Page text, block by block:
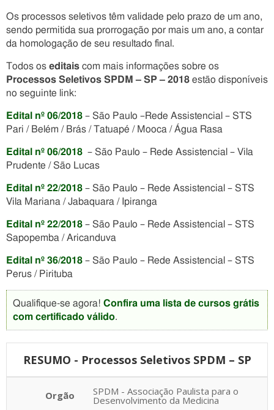
Os processos seletivos têm validade pelo prazo de um ano,
sendo permitida sua prorrogação por mais um ano, a contar
da homologação de seu resultado final.
Todos os editais com mais informações sobre os
Processos Seletivos SPDM – SP – 2018 estão disponíveis
no seguinte link:
Edital nº 06/2018 – São Paulo –Rede Assistencial – STS
Pari / Belém / Brás / Tatuapé / Mooca / Água Rasa
Edital nº 06/2018 – São Paulo – Rede Assistencial – Vila
Prudente / São Lucas
Edital nº 22/2018 – São Paulo – Rede Assistencial – STS
Vila Mariana / Jabaquara / Ipiranga
Edital nº 22/2018 – São Paulo – Rede Assistencial – STS
Sapopemba / Aricanduva
Edital nº 36/2018 – São Paulo – Rede Assistencial – STS
Perus / Pirituba
Qualifique-se agora! Confira uma lista de cursos grátis
com certificado válido.
RESUMO - Processos Seletivos SPDM – SP
Orgão SPDM - Associação Paulista para o
Desenvolvimento da Medicina